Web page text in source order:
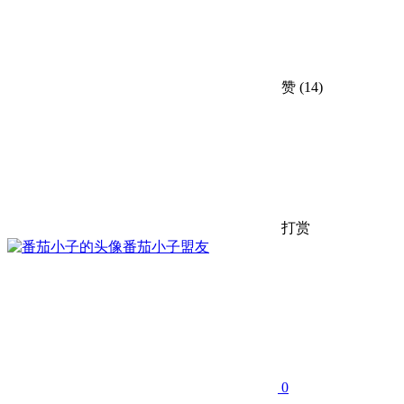
赞 (14)
打赏
番茄小子盟友
0